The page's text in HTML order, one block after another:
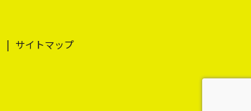
サイトマップ